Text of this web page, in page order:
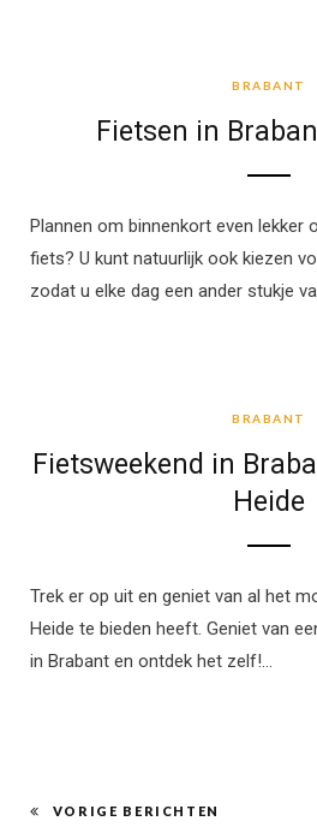
BRABANT
Fietsen in
Plannen om binnenkort even lekker
fiets? U kunt natuurlijk ook kiezen
zodat u elke dag een ander stukje
BRABANT
Fietsweekend in
Heide
Trek er op uit en geniet van al het
Heide te bieden heeft. Geniet van
in Brabant en ontdek het zelf!…
VORIGE BERICHTEN